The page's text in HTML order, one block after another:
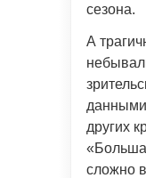
сезона.
А
других
сложно